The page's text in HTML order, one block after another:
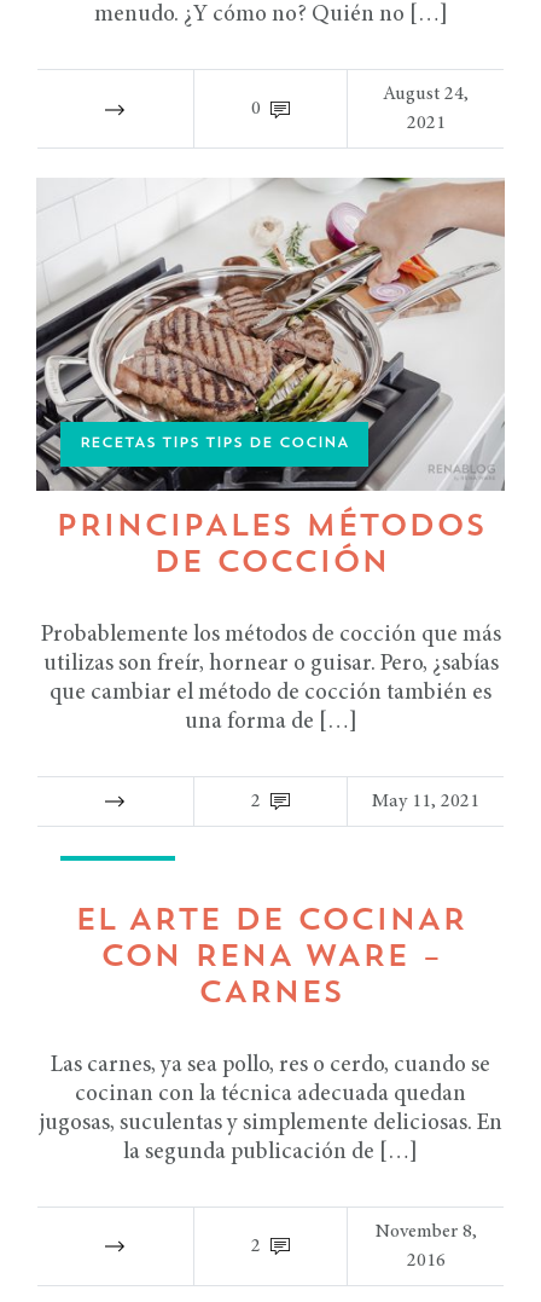
menudo. ¿Y cómo no? Quién no […]
0
August 24,
2021
RECETAS TIPS TIPS DE COCINA
PRINCIPALES MÉTODOS
DE COCCIÓN
Probablemente los métodos de cocción que más
utilizas son freír, hornear o guisar. Pero, ¿sabías
que cambiar el método de cocción también es
una forma de […]
2 May 11, 2021
EL ARTE DE COCINAR
CON RENA WARE –
CARNES
Las carnes, ya sea pollo, res o cerdo, cuando se
cocinan con la técnica adecuada quedan
jugosas, suculentas y simplemente deliciosas. En
la segunda publicación de […]
2
November 8,
2016